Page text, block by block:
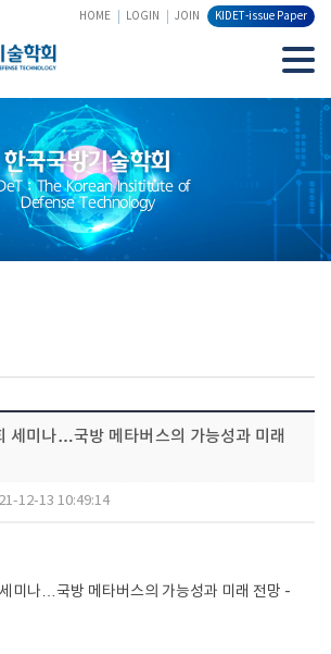
HOME LOGIN JOIN KIDET-issue Paper
한국국방기술학회
: The Korean Insititute of
Defense Technology
세미나…국방 메타버스의 가능성과 미래
12-13 10:49:14
미나…국방 메타버스의 가능성과 미래 전망 -